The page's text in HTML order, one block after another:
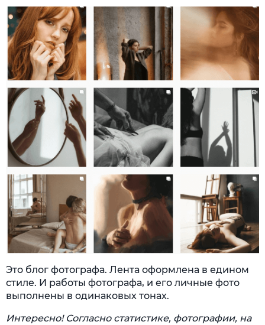
Это блог фотографа. Лента оформлена в едином
стиле. И работы фотографа, и его личные фото
выполнены в одинаковых тонах.
Интересно! Согласно статистике, фотографии, на